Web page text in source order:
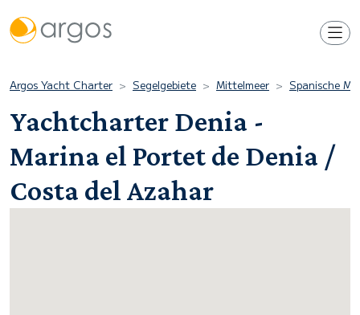
Argos Yacht Charter Segelgebiete Mittelmeer Spanische
Yachtcharter Denia -
Marina el Portet de Denia /
Costa del Azahar